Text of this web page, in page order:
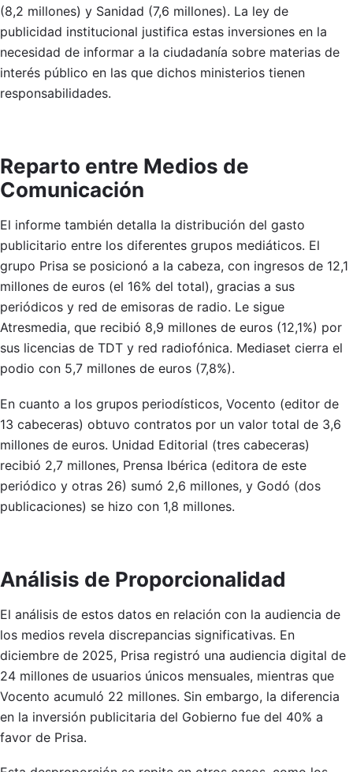
(8,2 millones) y Sanidad (7,6 millones). La ley de
publicidad institucional justifica estas inversiones en la
necesidad de informar a la ciudadanía sobre materias de
interés público en las que dichos ministerios tienen
responsabilidades.
Reparto entre Medios de
Comunicación
El informe también detalla la distribución del gasto
publicitario entre los diferentes grupos mediáticos. El
grupo Prisa se posicionó a la cabeza, con ingresos de 12,1
millones de euros (el 16% del total), gracias a sus
periódicos y red de emisoras de radio. Le sigue
Atresmedia, que recibió 8,9 millones de euros (12,1%) por
sus licencias de TDT y red radiofónica. Mediaset cierra el
podio con 5,7 millones de euros (7,8%).
En cuanto a los grupos periodísticos, Vocento (editor de
13 cabeceras) obtuvo contratos por un valor total de 3,6
millones de euros. Unidad Editorial (tres cabeceras)
recibió 2,7 millones, Prensa Ibérica (editora de este
periódico y otras 26) sumó 2,6 millones, y Godó (dos
publicaciones) se hizo con 1,8 millones.
Análisis de Proporcionalidad
El análisis de estos datos en relación con la audiencia de
los medios revela discrepancias significativas. En
diciembre de 2025, Prisa registró una audiencia digital de
24 millones de usuarios únicos mensuales, mientras que
Vocento acumuló 22 millones. Sin embargo, la diferencia
en la inversión publicitaria del Gobierno fue del 40% a
favor de Prisa.